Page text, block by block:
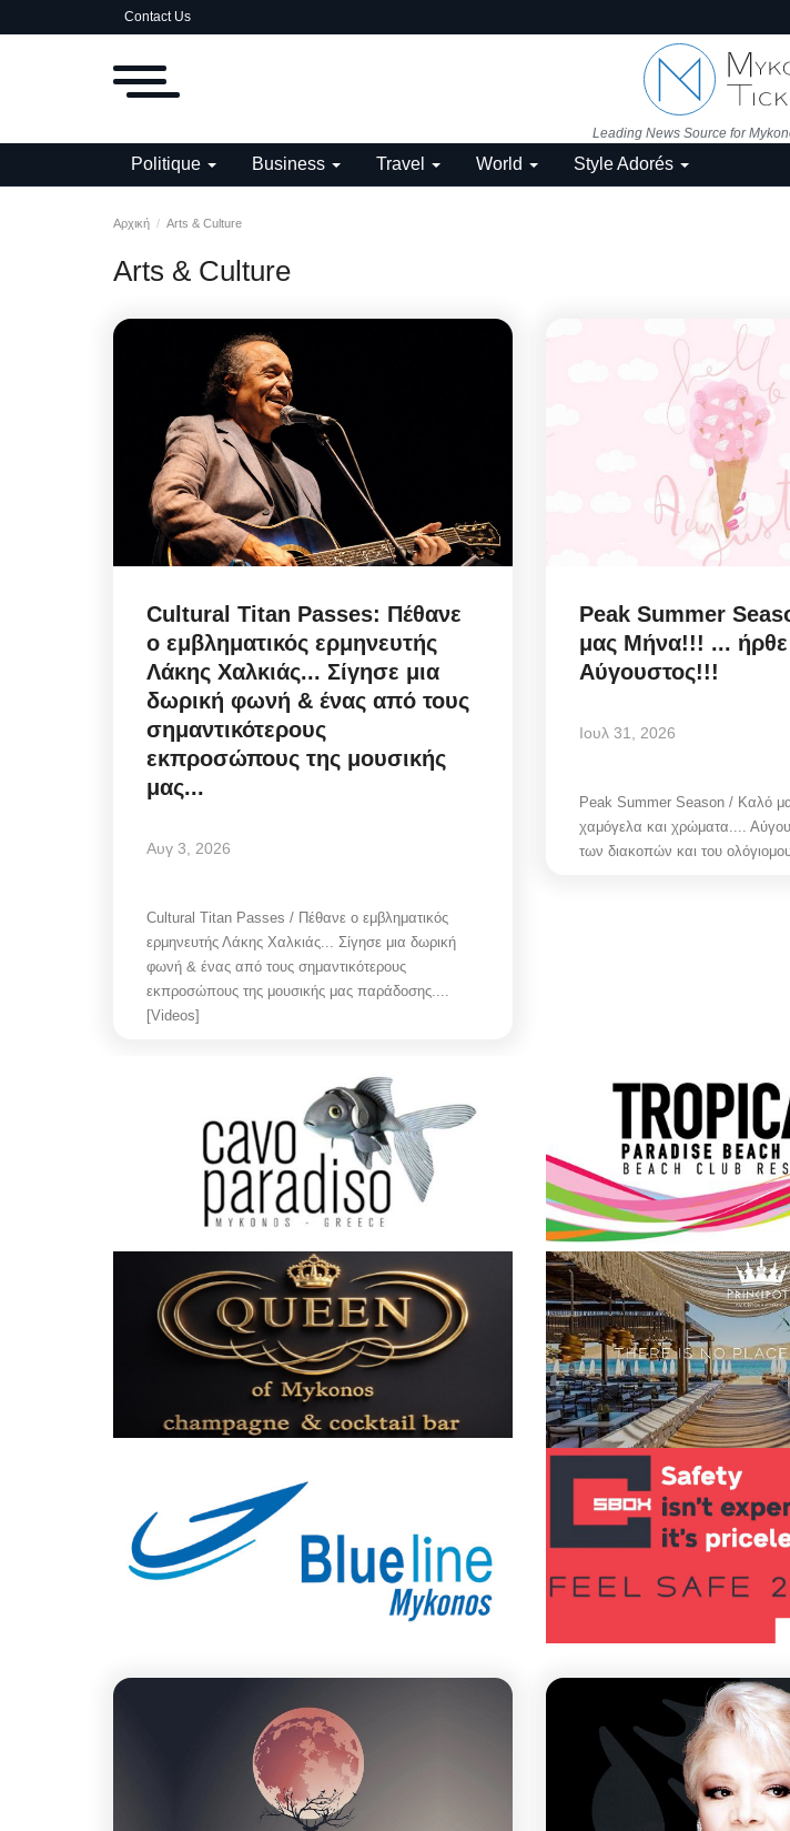
Contact Us
Leading News Source for
Politique Business Travel World Style Adorés
Αρχική Arts & Culture
Arts & Culture
Cultural Titan Passes: Πέθανε
ο εμβληματικός ερμηνευτής
Λάκης Χαλκιάς... Σίγησε μια
δωρική φωνή & ένας από τους
σημαντικότερους
εκπροσώπους της μουσικής
μας...
Αυγ 3, 2026
Cultural Titan Passes / Πέθανε ο εμβληματικός
ερμηνευτής Λάκης Χαλκιάς... Σίγησε μια δωρική
φωνή & ένας από τους σημαντικότερους
εκπροσώπους της μουσικής μας παράδοσης....
[Videos]
Peak Summer
μας Μήνα!!! ... ήρθε
Αύγουστος!!!
Ιουλ 31, 2026
Peak Summer Season / Καλό
χαμόγελα και χρώματα....
των διακοπών και του